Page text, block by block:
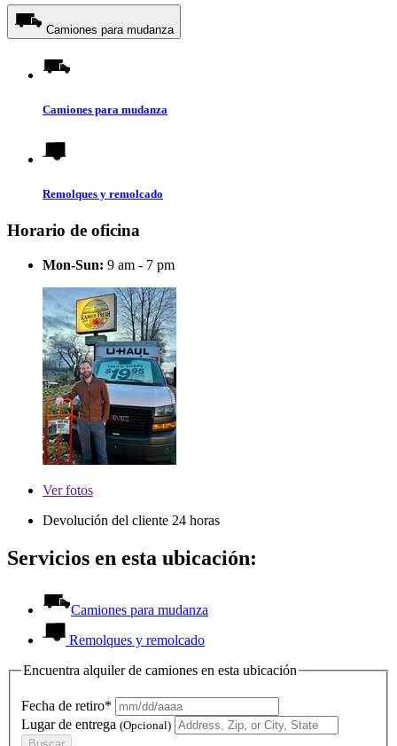
Camiones para mudanza
Camiones para mudanza
Remolques y remolcado
Horario de oficina
Mon-Sun: 9 am - 7 pm
Verfotos
Devolución del cliente 24 horas
Servicios en esta ubicación:
Camiones para mudanza
Remolques y remolcado
Encuentra alquiler de camiones en esta ubicación
Fecha de retiro*
Lugar de entrega (Opcional)